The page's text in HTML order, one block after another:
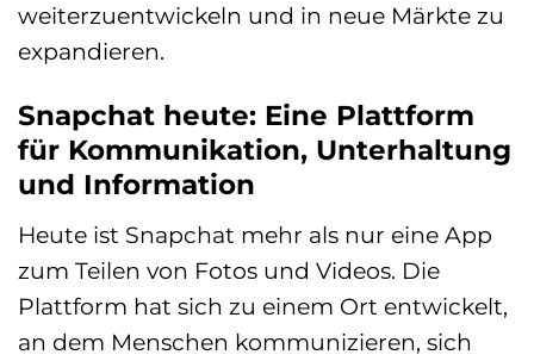
weiterzuentwickeln und in neue Märkte zu
expandieren.
Snapchat heute: Eine Plattform
für Kommunikation, Unterhaltung
und Information
Heute ist Snapchat mehr als nur eine App
zum Teilen von Fotos und Videos. Die
Plattform hat sich zu einem Ort entwickelt,
an dem Menschen kommunizieren, sich